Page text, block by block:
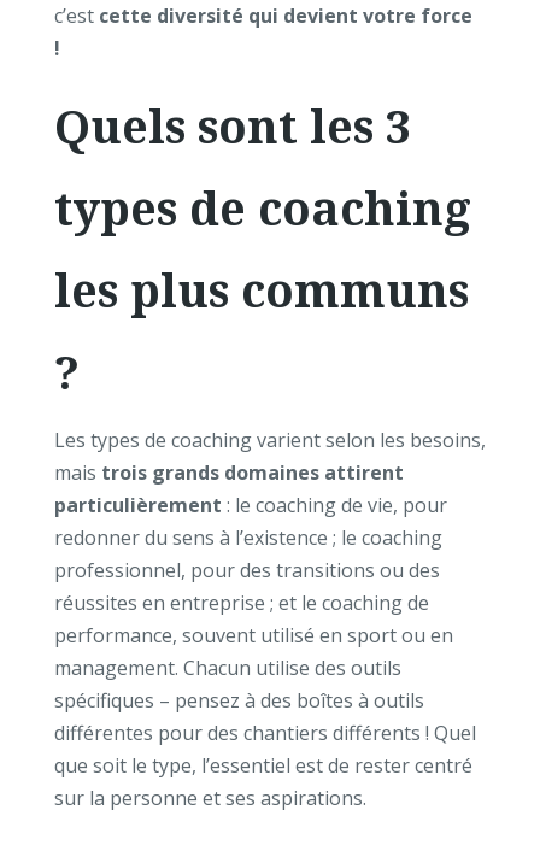
c’est cette diversité qui devient votre force
!
Quels sont les 3
types de coaching
les plus communs
?
Les types de coaching varient selon les besoins,
mais trois grands domaines attirent
particulièrement : le coaching de vie, pour
redonner du sens à l’existence ; le coaching
professionnel, pour des transitions ou des
réussites en entreprise ; et le coaching de
performance, souvent utilisé en sport ou en
management. Chacun utilise des outils
spécifiques – pensez à des boîtes à outils
différentes pour des chantiers différents ! Quel
que soit le type, l’essentiel est de rester centré
sur la personne et ses aspirations.